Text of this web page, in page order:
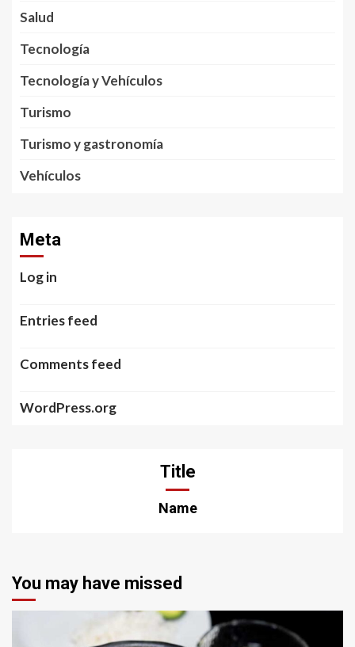
Salud
Tecnología
Tecnología y Vehículos
Turismo
Turismo y gastronomía
Vehículos
Meta
Log in
Entries feed
Comments feed
WordPress.org
Title
Name
You may have missed